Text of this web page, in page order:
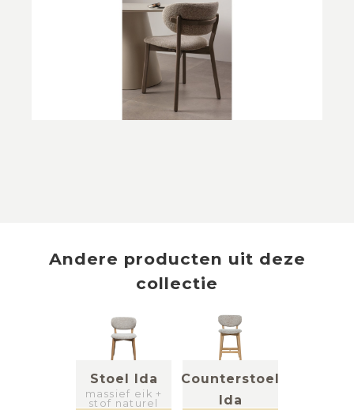
Andere producten uit deze
collectie
Stoel Ida
massief eik +
stof naturel
Counterstoel
Ida